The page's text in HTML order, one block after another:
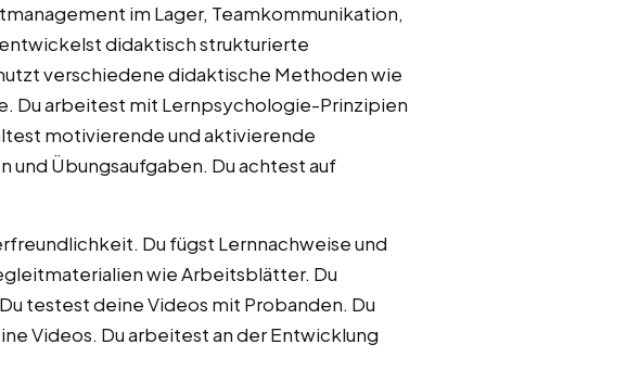
im Lager, Teamkommunikation,
didaktisch strukturierte
verschiedene didaktische Methoden wie
Du arbeitest mit Lernpsychologie-Prinzipien
motivierende und aktivierende
und Übungsaufgaben. Du achtest auf
Du fügst Lernnachweise und
wie Arbeitsblätter. Du
testest deine Videos mit Probanden. Du
Videos. Du arbeitest an der Entwicklung